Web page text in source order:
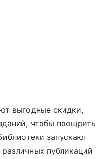
выгодные скидки,
чтобы поощрить
запускают
различных публикаций